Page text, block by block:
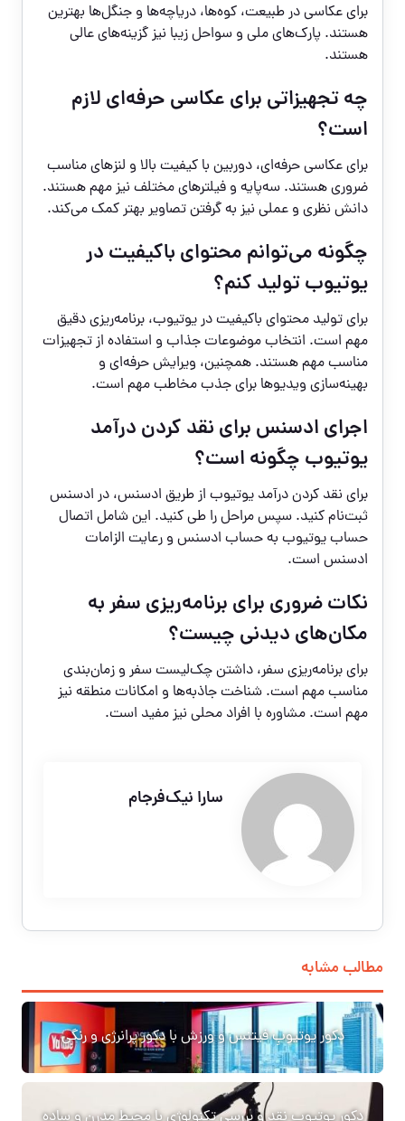
برای عکاسی در طبیعت، کوه‌ها، دریاچه‌ها و جنگل‌ها بهترین
هستند. پارک‌های ملی و سواحل زیبا نیز گزینه‌های عالی
هستند.
چه تجهیزاتی برای عکاسی حرفه‌ای لازم
است؟
برای عکاسی حرفه‌ای، دوربین با کیفیت بالا و لنزهای مناسب
ضروری هستند. سه‌پایه و فیلترهای مختلف نیز مهم هستند.
دانش نظری و عملی نیز به گرفتن تصاویر بهتر کمک می‌کند.
چگونه می‌توانم محتوای باکیفیت در
یوتیوب تولید کنم؟
برای تولید محتوای باکیفیت در یوتیوب، برنامه‌ریزی دقیق
مهم است. انتخاب موضوعات جذاب و استفاده از تجهیزات
مناسب مهم هستند. همچنین، ویرایش حرفه‌ای و
بهینه‌سازی ویدیوها برای جذب مخاطب مهم است.
اجرای ادسنس برای نقد کردن درآمد
یوتیوب چگونه است؟
برای نقد کردن درآمد یوتیوب از طریق ادسنس، در ادسنس
ثبت‌نام کنید. سپس مراحل را طی کنید. این شامل اتصال
حساب یوتیوب به حساب ادسنس و رعایت الزامات
ادسنس است.
نکات ضروری برای برنامه‌ریزی سفر به
مکان‌های دیدنی چیست؟
برای برنامه‌ریزی سفر، داشتن چک‌لیست سفر و زمان‌بندی
مناسب مهم است. شناخت جاذبه‌ها و امکانات منطقه نیز
مهم است. مشاوره با افراد محلی نیز مفید است.
سارا نیک‌فرجام
مطالب مشابه
دکور یوتیوبِ فیتنس و ورزش با دکور پرانرژی و رنگی